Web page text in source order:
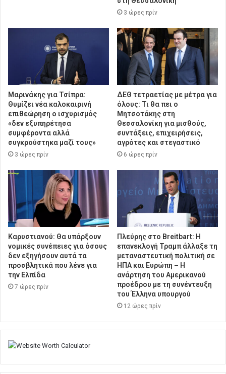
3 ώρες πρίν
Μαρινάκης για Τσίπρα:
Θυμίζει νέα καλοκαιρινή
επιθεώρηση ο ισχυρισμός
«δεν εξυπηρέτησα
συμφέροντα αλλά
συγκρούστηκα μαζί τους»
3 ώρες πρίν
ΔΕΘ τετραετίας με μέτρα για
όλους: Τι θα πει ο
Μητσοτάκης στη
Θεσσαλονίκη για μισθούς,
συντάξεις, επιχειρήσεις,
αγρότες και στεγαστικό
6 ώρες πρίν
Καρυστιανού: Θα υπάρξουν
νομικές συνέπειες για όσους
δεν εξηγήσουν αυτά τα
προσβλητικά που λένε για
την Ελπίδα
7 ώρες πρίν
Πλεύρης στο Breitbart: Η
επανεκλογή Τραμπ άλλαξε τη
μεταναστευτική πολιτική σε
ΗΠΑ και Ευρώπη – Η
ανάρτηση του Αμερικανού
προέδρου με τη συνέντευξη
του Έλληνα υπουργού
12 ώρες πρίν